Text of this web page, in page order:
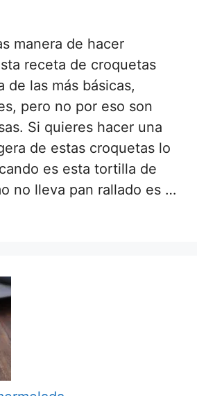
manera de hacer
receta de croquetas
de las más básicas,
pero no por eso son
Si quieres hacer una
de estas croquetas lo
es esta tortilla de
no lleva pan rallado es …